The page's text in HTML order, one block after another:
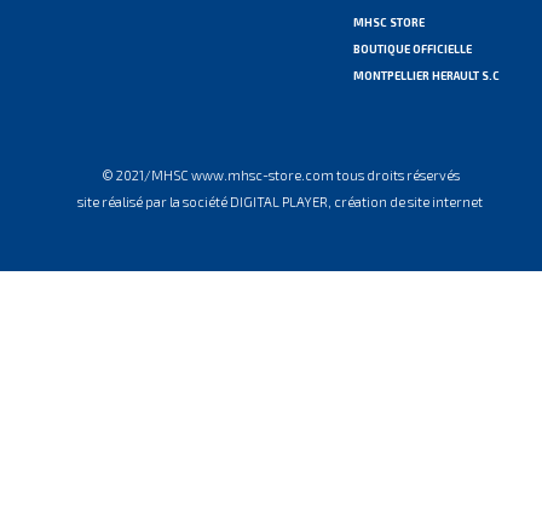
MHSC STORE
BOUTIQUE OFFICIELLE
MONTPELLIER HERAULT S.C
© 2021/MHSC www.mhsc-store.com tous droits réservés
site réalisé par la société DIGITAL PLAYER, création de site internet